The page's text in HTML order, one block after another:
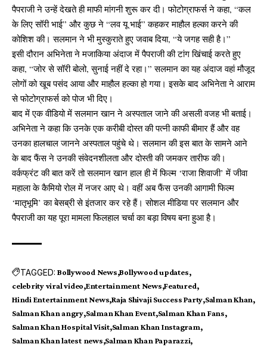
पैपराजी ने उन्हें देखते ही माफी मांगनी शुरू कर दी। फोटोग्राफर्स ने कहा, “कल
के लिए सॉरी भाई” और कुछ ने “लव यू भाई” कहकर माहौल हल्का करने की
कोशिश की। सलमान ने भी मुस्कुराते हुए जवाब दिया, “ये जगह सही है।”
इसी दौरान अभिनेता ने मजाकिया अंदाज में पैपराजी की टांग खिंचाई करते हुए
कहा, “जोर से सॉरी बोलो, सुनाई नहीं दे रहा।” सलमान का यह अंदाज वहां मौजूद
लोगों को खूब पसंद आया और माहौल हल्का हो गया। इसके बाद अभिनेता ने आराम
से फोटोग्राफर्स को पोज भी दिए।
बाद में एक वीडियो में सलमान खान ने अस्पताल जाने की असली वजह भी बताई।
अभिनेता ने कहा कि उनके एक करीबी दोस्त की पत्नी काफी बीमार हैं और वह
उनका हालचाल जानने अस्पताल पहुंचे थे। सलमान की इस बात के सामने आने
के बाद फैंस ने उनकी संवेदनशीलता और दोस्ती की जमकर तारीफ की।
वर्कफ्रंट की बात करें तो सलमान खान हाल ही में फिल्म ‘राजा शिवाजी’ में जीवा
महाला के कैमियो रोल में नजर आए थे। वहीं अब फैंस उनकी आगामी फिल्म
‘मातृभूमि’ का बेसब्री से इंतजार कर रहे हैं। सोशल मीडिया पर सलमान और
पैपराजी का यह पूरा मामला फिलहाल चर्चा का बड़ा विषय बना हुआ है।
TAGGED: Bollywood News Bollywood updates
celebrity viral video Entertainment News Featured
Hindi Entertainment News Raja Shivaji Success Party Salman Khan
Salman Khan angry Salman Khan Event Salman Khan Fans
Salman Khan Hospital Visit Salman Khan Instagram
Salman Khan latest news Salman Khan Paparazzi